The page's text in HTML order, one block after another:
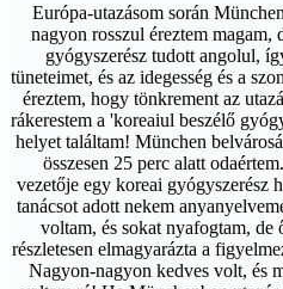
Európa-utazásom során
nagyon rosszul éreztem magam,
gyógyszerész tudott angolul,
tüneteimet, és az idegesség és a
éreztem, hogy tönkrement az
rákerestem a 'koreaiul beszélő
helyet találtam! München
összesen 25 perc alatt
vezetője egy koreai gyógyszerész
tanácsot adott nekem
voltam, és sokat nyafogtam, de
részletesen elmagyarázta a
Nagyon-nagyon kedves volt, és